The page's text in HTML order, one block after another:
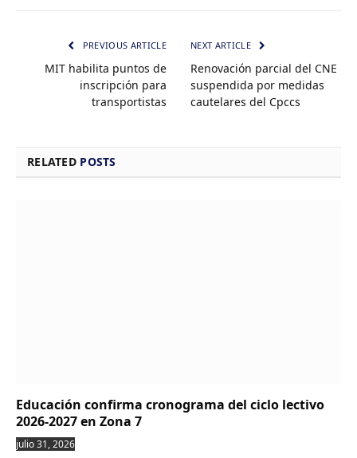
PREVIOUS ARTICLE
MIT habilita puntos de
inscripción para
transportistas
NEXT ARTICLE
Renovación parcial del CNE
suspendida por medidas
cautelares del Cpccs
RELATED POSTS
Educación confirma cronograma del ciclo lectivo
2026-2027 en Zona 7
julio 31, 2026